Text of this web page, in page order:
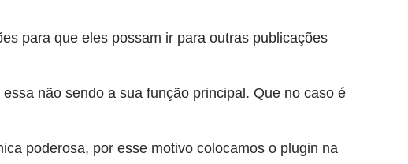
para que eles possam ir para outras publicações
não sendo a sua função principal. Que no caso é
poderosa, por esse motivo colocamos o plugin na